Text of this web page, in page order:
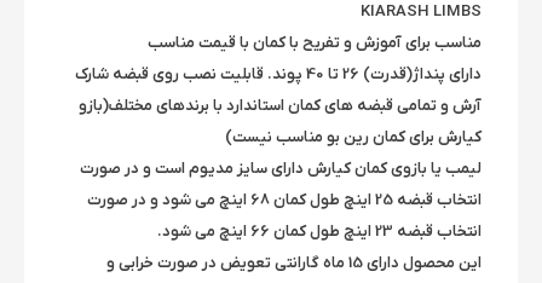
KIARASH LIMBS
مناسب برای آموزش و تفریح با کمان با قیمت مناسب
دارای پنداژ(قدرت) 26 تا 40 پوند. قابلیت نصب روی قبضه شارک
آرش و تمامی قبضه های کمان استاندارد با برندهای مختلف(بازو
کیارش برای کمان رین بو مناسب نیست)
لیمب یا بازوی کمان کیارش دارای سایز مدیوم است و در صورت
انتخاب قبضه 25 اینچ طول کمان 68 اینچ می شود و در صورت
انتخاب قبضه 23 اینچ طول کمان 66 اینچ می شود.
این محصول دارای 15 ماه گارانتی تعویض در صورت خرابی و